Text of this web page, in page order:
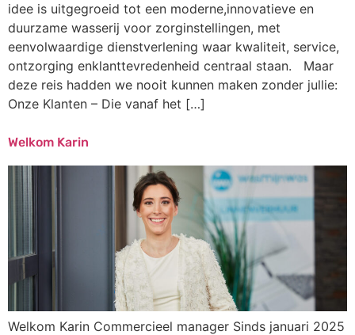
idee is uitgegroeid tot een moderne,innovatieve en
duurzame wasserij voor zorginstellingen, met
eenvolwaardige dienstverlening waar kwaliteit, service,
ontzorging enklanttevredenheid centraal staan. Maar
deze reis hadden we nooit kunnen maken zonder jullie:
Onze Klanten – Die vanaf het […]
Welkom Karin
Welkom Karin Commercieel manager Sinds januari 2025